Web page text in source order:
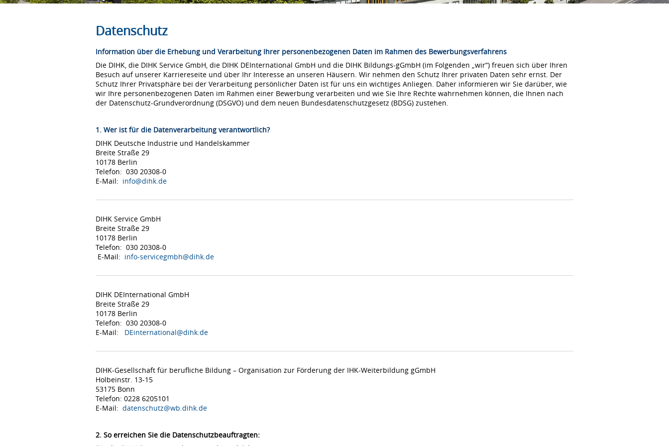
Datenschutz
Information über die Erhebung und Verarbeitung Ihrer personenbezogenen Daten im Rahmen des Bewerbungsverfahrens
Die DIHK, die DIHK Service GmbH, die DIHK DEInternational GmbH und die DIHK Bildungs-gGmbH (im Folgenden „wir“) freuen sich über Ihren
Besuch auf unserer Karriereseite und über Ihr Interesse an unseren Häusern. Wir nehmen den Schutz Ihrer privaten Daten sehr ernst. Der
Schutz Ihrer Privatsphäre bei der Verarbeitung persönlicher Daten ist für uns ein wichtiges Anliegen. Daher informieren wir Sie darüber, wie
wir Ihre personenbezogenen Daten im Rahmen einer Bewerbung verarbeiten und wie Sie Ihre Rechte wahrnehmen können, die Ihnen nach
der Datenschutz-Grundverordnung (DSGVO) und dem neuen Bundesdatenschutzgesetz (BDSG) zustehen.
1. Wer ist für die Datenverarbeitung verantwortlich?
DIHK Deutsche Industrie und Handelskammer
Breite Straße 29
10178 Berlin
Telefon: 030 20308-0
E-Mail: info@dihk.de
DIHK Service GmbH
Breite Straße 29
10178 Berlin
Telefon: 030 20308-0
E-Mail: info-servicegmbh@dihk.de
DIHK DEInternational GmbH
Breite Straße 29
10178 Berlin
Telefon: 030 20308-0
E-Mail: DEinternational@dihk.de
DIHK-Gesellschaft für berufliche Bildung – Organisation zur Förderung der IHK-Weiterbildung gGmbH
Holbeinstr. 13-15
53175 Bonn
Telefon: 0228 6205101
E-Mail: datenschutz@wb.dihk.de
2. So erreichen Sie die Datenschutzbeauftragten: